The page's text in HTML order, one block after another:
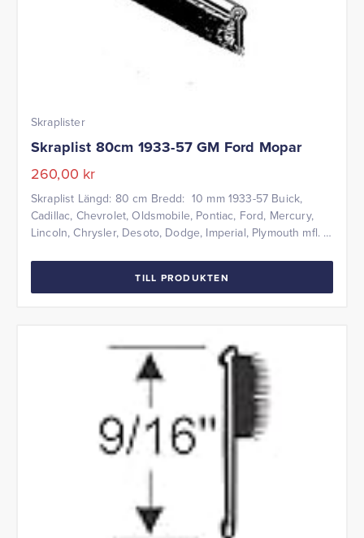
Skraplister
Skraplist 80cm 1933-57 GM Ford Mopar
260,00 kr
Skraplist Längd: 80 cm Bredd: 10 mm 1933-57 Buick,
Cadillac, Chevrolet, Oldsmobile, Pontiac, Ford, Mercury,
Lincoln, Chrysler, Desoto, Dodge, Imperial, Plymouth mfl.
TILL PRODUKTEN